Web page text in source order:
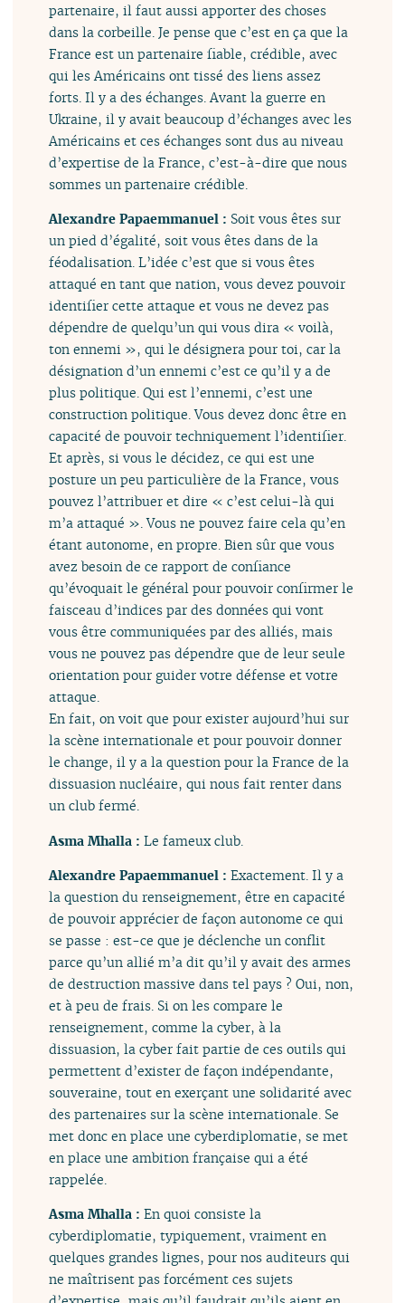
partenaire, il faut aussi apporter des choses
dans la corbeille. Je pense que c’est en ça que la
France est un partenaire fiable, crédible, avec
qui les Américains ont tissé des liens assez
forts. Il y a des échanges. Avant la guerre en
Ukraine, il y avait beaucoup d’échanges avec les
Américains et ces échanges sont dus au niveau
d’expertise de la France, c’est-à-dire que nous
sommes un partenaire crédible.
Alexandre Papaemmanuel : Soit vous êtes sur
un pied d’égalité, soit vous êtes dans de la
féodalisation. L’idée c’est que si vous êtes
attaqué en tant que nation, vous devez pouvoir
identifier cette attaque et vous ne devez pas
dépendre de quelqu’un qui vous dira « voilà,
ton ennemi », qui le désignera pour toi, car la
désignation d’un ennemi c’est ce qu’il y a de
plus politique. Qui est l’ennemi, c’est une
construction politique. Vous devez donc être en
capacité de pouvoir techniquement l’identifier.
Et après, si vous le décidez, ce qui est une
posture un peu particulière de la France, vous
pouvez l’attribuer et dire « c’est celui-là qui
m’a attaqué ». Vous ne pouvez faire cela qu’en
étant autonome, en propre. Bien sûr que vous
avez besoin de ce rapport de confiance
qu’évoquait le général pour pouvoir confirmer le
faisceau d’indices par des données qui vont
vous être communiquées par des alliés, mais
vous ne pouvez pas dépendre que de leur seule
orientation pour guider votre défense et votre
attaque.
En fait, on voit que pour exister aujourd’hui sur
la scène internationale et pour pouvoir donner
le change, il y a la question pour la France de la
dissuasion nucléaire, qui nous fait renter dans
un club fermé.
Asma Mhalla :Le fameux club.
Alexandre Papaemmanuel :Exactement. Il y a
la question du renseignement, être en capacité
de pouvoir apprécier de façon autonome ce qui
se passe : est-ce que je déclenche un conflit
parce qu’un allié m’a dit qu’il y avait des armes
de destruction massive dans tel pays ? Oui, non,
et à peu de frais. Si on les compare le
renseignement, comme la cyber, à la
dissuasion, la cyber fait partie de ces outils qui
permettent d’exister de façon indépendante,
souveraine, tout en exerçant une solidarité avec
des partenaires sur la scène internationale. Se
met donc en place une cyberdiplomatie, se met
en place une ambition française qui a été
rappelée.
Asma Mhalla :En quoi consiste la
cyberdiplomatie, typiquement, vraiment en
quelques grandes lignes, pour nos auditeurs qui
ne maîtrisent pas forcément ces sujets